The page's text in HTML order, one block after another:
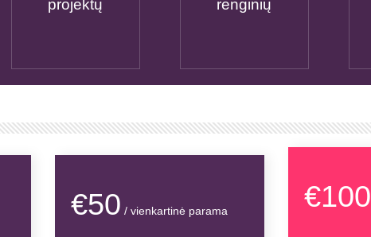
projektų
renginių
€50 / vienkartinė parama €100